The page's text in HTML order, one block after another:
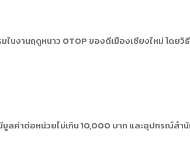
นงานฤดูหนาว OTOP ของดีเมืองเชียงใหม่ โดยวิธี
ค่าต่อหน่วยไม่เกิน 10,000 บาท และอุปกรณ์สำนัก